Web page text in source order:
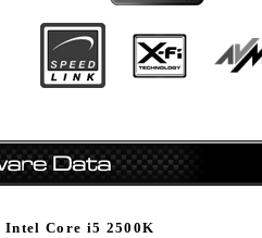
Intel Core i5 2500K